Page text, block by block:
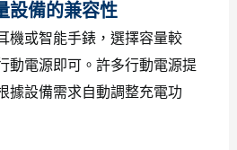
設備的兼容性
機或智能手錶，選擇容量較
動電源即可。許多行動電源提
據設備需求自動調整充電功